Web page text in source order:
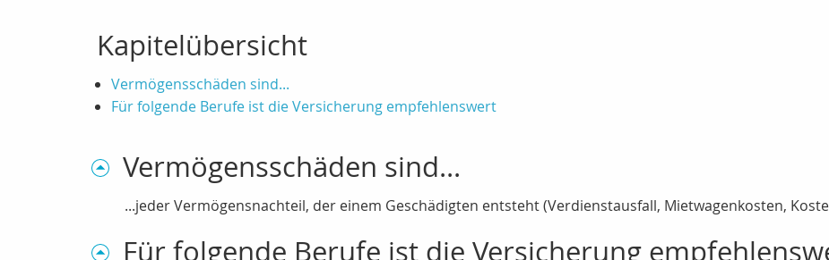
Kapitelübersicht
Vermögensschäden sind...
Für folgende Berufe ist die Versicherung empfehlenswert
Vermögensschäden sind...
...jeder Vermögensnachteil, der einem Geschädigten entsteht (Verdienstausfall, Mietwagenkosten,
Für folgende Berufe ist die Versicherung